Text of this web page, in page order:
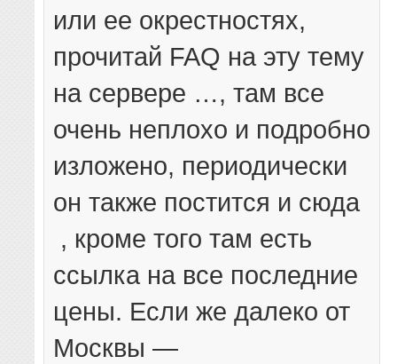
или ее окрестностях,
прочитай FAQ на эту тему
на сервере …, там все
очень неплохо и подробно
изложено, периодически
он также постится и сюда
, кроме того там есть
ссылка на все последние
цены. Если же далеко от
Москвы —